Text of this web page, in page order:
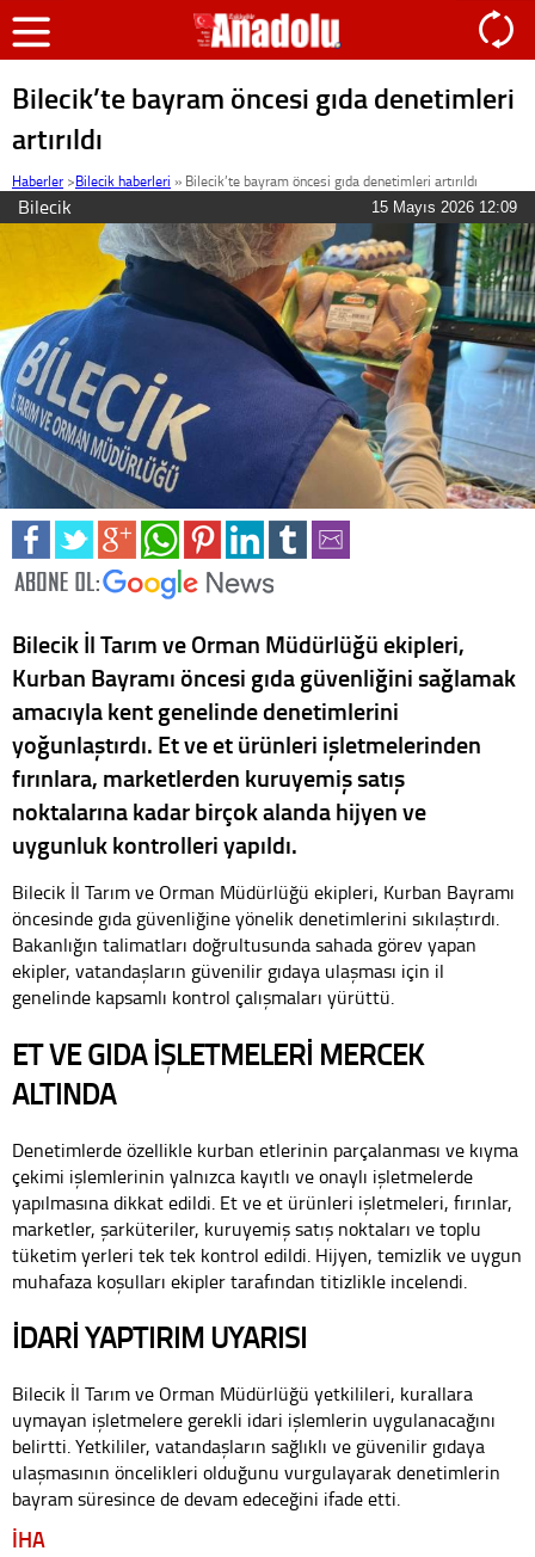
Bilecik’te bayram öncesi gıda denetimleri
artırıldı
Haberler >Bilecik haberleri » Bilecik’te bayram öncesi gıda denetimleri artırıldı
Bilecik 15 Mayıs 2026 12:09
Bilecik İl Tarım ve Orman Müdürlüğü ekipleri,
Kurban Bayramı öncesi gıda güvenliğini sağlamak
amacıyla kent genelinde denetimlerini
yoğunlaştırdı. Et ve et ürünleri işletmelerinden
fırınlara, marketlerden kuruyemiş satış
noktalarına kadar birçok alanda hijyen ve
uygunluk kontrolleri yapıldı.
Bilecik İl Tarım ve Orman Müdürlüğü ekipleri, Kurban Bayramı
öncesinde gıda güvenliğine yönelik denetimlerini sıkılaştırdı.
Bakanlığın talimatları doğrultusunda sahada görev yapan
ekipler, vatandaşların güvenilir gıdaya ulaşması için il
genelinde kapsamlı kontrol çalışmaları yürüttü.
ET VE GIDA İŞLETMELERİ MERCEK
ALTINDA
Denetimlerde özellikle kurban etlerinin parçalanması ve kıyma
çekimi işlemlerinin yalnızca kayıtlı ve onaylı işletmelerde
yapılmasına dikkat edildi. Et ve et ürünleri işletmeleri, fırınlar,
marketler, şarküteriler, kuruyemiş satış noktaları ve toplu
tüketim yerleri tek tek kontrol edildi. Hijyen, temizlik ve uygun
muhafaza koşulları ekipler tarafından titizlikle incelendi.
İDARİ YAPTIRIM UYARISI
Bilecik İl Tarım ve Orman Müdürlüğü yetkilileri, kurallara
uymayan işletmelere gerekli idari işlemlerin uygulanacağını
belirtti. Yetkililer, vatandaşların sağlıklı ve güvenilir gıdaya
ulaşmasının öncelikleri olduğunu vurgulayarak denetimlerin
bayram süresince de devam edeceğini ifade etti.
İHA